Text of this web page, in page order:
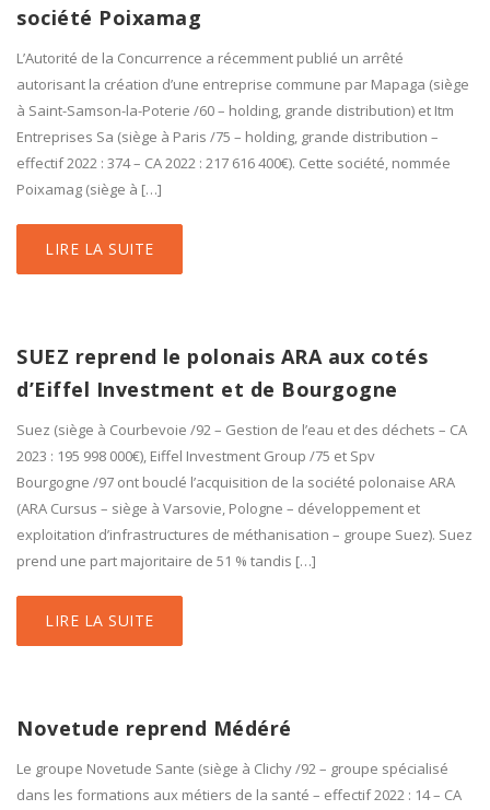
société Poixamag
L’Autorité de la Concurrence a récemment publié un arrêté
autorisant la création d’une entreprise commune par Mapaga (siège
à Saint-Samson-la-Poterie /60 – holding, grande distribution) et Itm
Entreprises Sa (siège à Paris /75 – holding, grande distribution –
effectif 2022 : 374 – CA 2022 : 217 616 400€). Cette société, nommée
Poixamag (siège à […]
LIRE LA SUITE
SUEZ reprend le polonais ARA aux cotés
d’Eiffel Investment et de Bourgogne
Suez (siège à Courbevoie /92 – Gestion de l’eau et des déchets – CA
2023 : 195 998 000€), Eiffel Investment Group /75 et Spv
Bourgogne /97 ont bouclé l’acquisition de la société polonaise ARA
(ARA Cursus – siège à Varsovie, Pologne – développement et
exploitation d’infrastructures de méthanisation – groupe Suez). Suez
prend une part majoritaire de 51 % tandis […]
LIRE LA SUITE
Novetude reprend Médéré
Le groupe Novetude Sante (siège à Clichy /92 – groupe spécialisé
dans les formations aux métiers de la santé – effectif 2022 : 14 – CA